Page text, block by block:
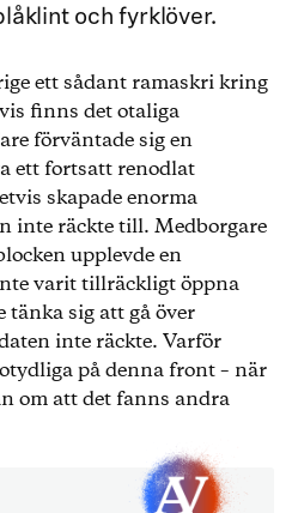
och fyrklöver.
ett sådant ramaskri kring
finns det otaliga
förväntade sig en
ett fortsatt renodlat
skapade enorma
inte räckte till. Medborgare
upplevde en
varit tillräckligt öppna
tänka sig att gå över
inte räckte. Varför
på denna front – när
om att det fanns andra